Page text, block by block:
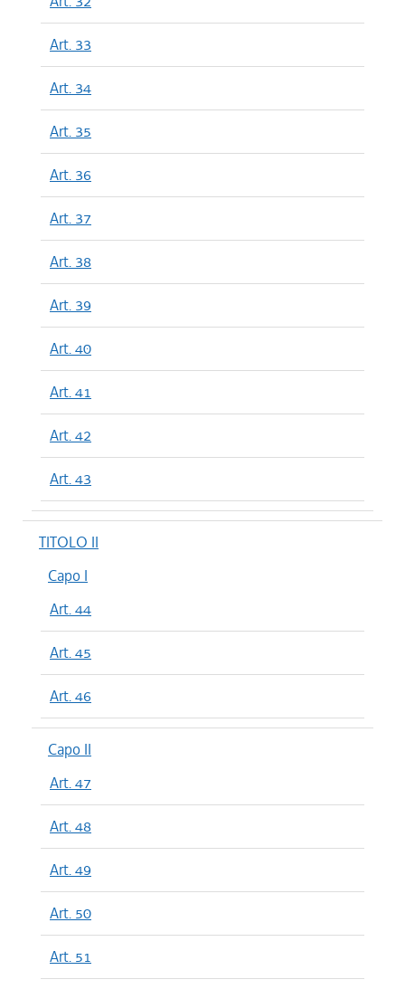
Art. 33
Art. 34
Art. 35
Art. 36
Art. 37
Art. 38
Art. 39
Art. 40
Art. 41
Art. 42
Art. 43
TITOLO II
Capo I
Art. 44
Art. 45
Art. 46
Capo II
Art. 47
Art. 48
Art. 49
Art. 50
Art. 51